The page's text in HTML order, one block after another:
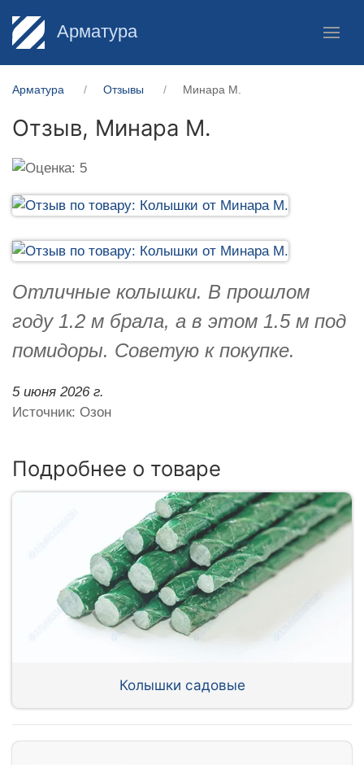
Арматура
Арматура Отзывы Минара М.
Отзыв, Минара М.
Отличные колышки. В прошлом
году 1.2 м брала, а в этом 1.5 м под
помидоры. Советую к покупке.
5 июня 2026 г.
Источник: Озон
Подробнее о товаре
Колышки садовые